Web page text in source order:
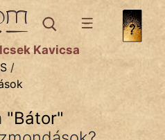
témák:
Kavicsa
/
"Bátor"